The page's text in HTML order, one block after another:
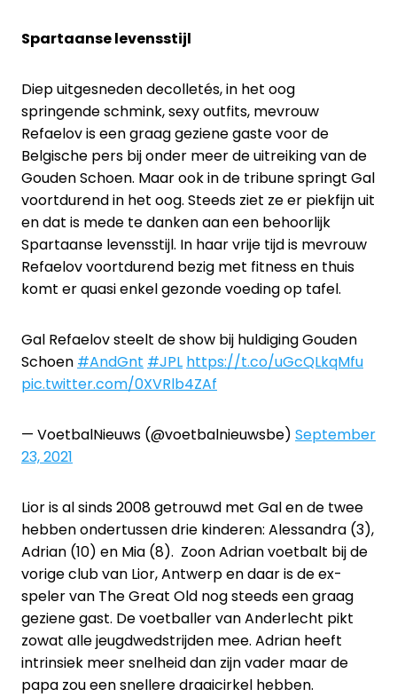
Spartaanse levensstijl
Diep uitgesneden decolletés, in het oog
springende schmink, sexy outfits, mevrouw
Refaelov is een graag geziene gaste voor de
Belgische pers bij onder meer de uitreiking van de
Gouden Schoen. Maar ook in de tribune springt Gal
voortdurend in het oog. Steeds ziet ze er piekfijn uit
en dat is mede te danken aan een behoorlijk
Spartaanse levensstijl. In haar vrije tijd is mevrouw
Refaelov voortdurend bezig met fitness en thuis
komt er quasi enkel gezonde voeding op tafel.
Gal Refaelov steelt de show bij huldiging Gouden
Schoen #AndGnt #JPL https://t.co/uGcQLkqMfu
pic.twitter.com/0XVRlb4ZAf
— VoetbalNieuws (@voetbalnieuwsbe) September
23, 2021
Lior is al sinds 2008 getrouwd met Gal en de twee
hebben ondertussen drie kinderen: Alessandra (3),
Adrian (10) en Mia (8). Zoon Adrian voetbalt bij de
vorige club van Lior, Antwerp en daar is de ex-
speler van The Great Old nog steeds een graag
geziene gast. De voetballer van Anderlecht pikt
zowat alle jeugdwedstrijden mee. Adrian heeft
intrinsiek meer snelheid dan zijn vader maar de
papa zou een snellere draaicirkel hebben.